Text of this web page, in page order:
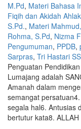
M.Pd, Materi Bahasa
Fiqih dan Akidah
S.Pd., Materi
Rohma, S.Pd, Nizma
Pengumuman, PPDB,
Sarpras, Tri Hastari
Penguatan
Lumajang adalah
Amanah dalam
semangat
segala hal6. Antusias
bertutur kata8.